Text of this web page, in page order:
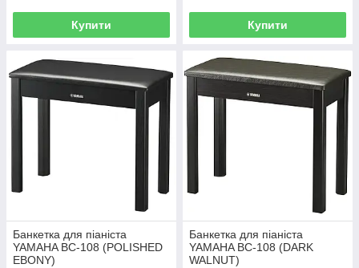
Купити Купити
Банкетка для піаніста
YAMAHA BC-108 (POLISHED
EBONY)
Банкетка для піаніста
YAMAHA BC-108 (DARK
WALNUT)